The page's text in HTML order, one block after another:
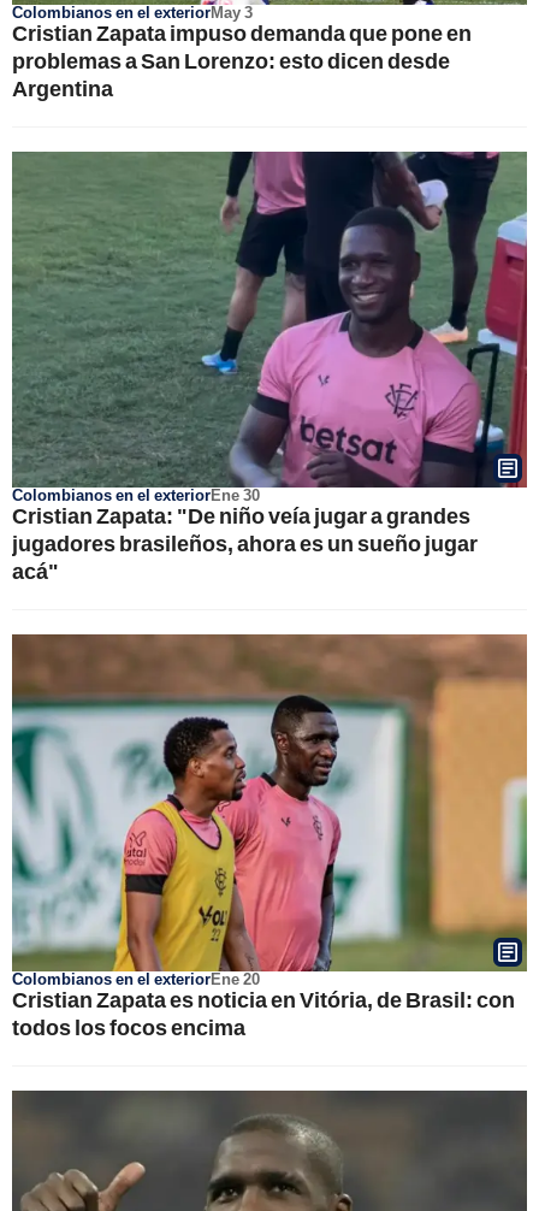
Colombianos en el exteriorMay 3
Cristian Zapata impuso demanda que pone en
problemas a San Lorenzo: esto dicen desde
Argentina
Colombianos en el exteriorEne 30
Cristian Zapata: "De niño veía jugar a grandes
jugadores brasileños, ahora es un sueño jugar
acá"
Colombianos en el exteriorEne 20
Cristian Zapata es noticia en Vitória, de Brasil: con
todos los focos encima